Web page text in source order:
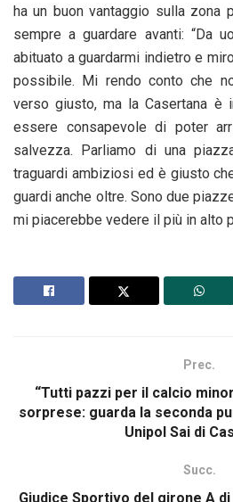
ha un buon vantaggio sulla zona
sempre a guardare avanti: “Da
abituato a guardarmi indietro e
possibile. Mi rendo conto che
verso giusto, ma la Casertana è
essere consapevole di poter
salvezza. Parliamo di una
traguardi ambiziosi ed è giusto
guardi anche oltre. Sono due
mi piacerebbe vedere il più in alto
Prec.
“Tutti pazzi per il calcio
sorprese: guarda la seconda
Unipol Sai di
Succ.
Giudice Sportivo del girone A